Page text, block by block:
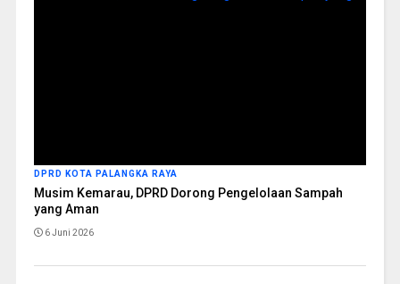
DPRD KOTA PALANGKA RAYA
Musim Kemarau, DPRD Dorong Pengelolaan Sampah
yang Aman
6 Juni 2026